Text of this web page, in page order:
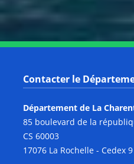
Contacter le
Département de La
85 boulevard de la
CS 60003
17076 La Rochelle - Cedex 9